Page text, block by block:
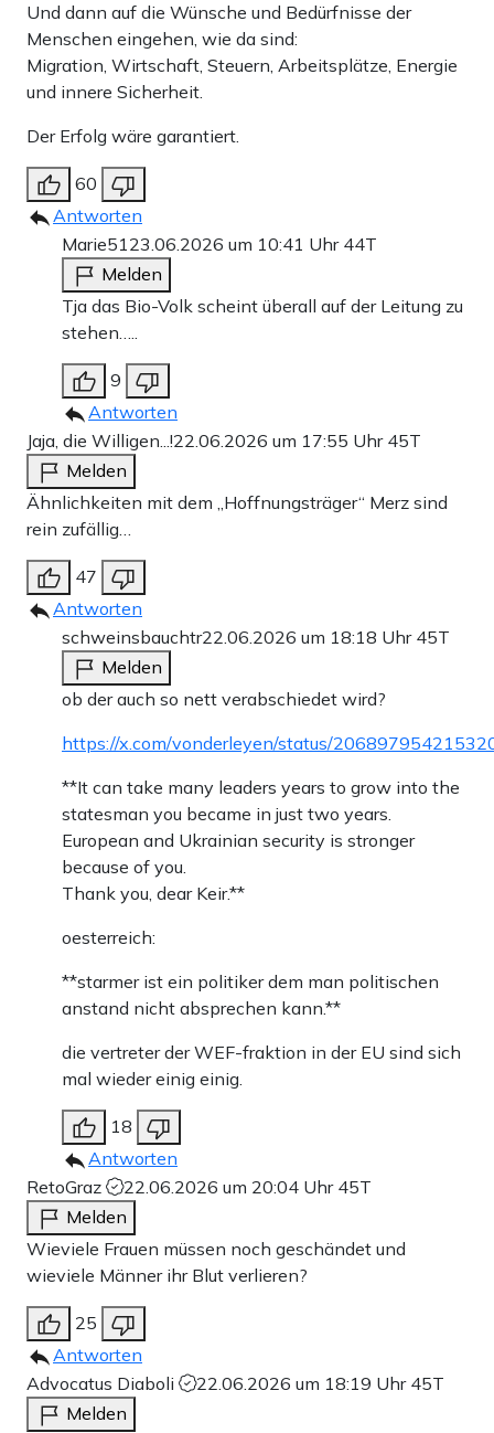
Und dann auf die Wünsche und Bedürfnisse der
Menschen eingehen, wie da sind:
Migration, Wirtschaft, Steuern, Arbeitsplätze, Energie
und innere Sicherheit.
Der Erfolg wäre garantiert.
60
Antworten
Marie5123.06.2026 um 10:41 Uhr 44T
Melden
Tja das Bio-Volk scheint überall auf der Leitung zu
stehen…..
9
Antworten
Jaja, die Willigen...!22.06.2026 um 17:55 Uhr 45T
Melden
Ähnlichkeiten mit dem „Hoffnungsträger“ Merz sind
rein zufällig…
47
Antworten
schweinsbauchtr22.06.2026 um 18:18 Uhr 45T
Melden
ob der auch so nett verabschiedet wird?
https://x.com/vonderleyen/status/
**It can take many leaders years to grow into the
statesman you became in just two years.
European and Ukrainian security is stronger
because of you.
Thank you, dear Keir.**
oesterreich:
**starmer ist ein politiker dem man politischen
anstand nicht absprechen kann.**
die vertreter der WEF-fraktion in der EU sind sich
mal wieder einig einig.
18
Antworten
RetoGraz
22.06.2026 um 20:04 Uhr 45T
Melden
Wieviele Frauen müssen noch geschändet und
wieviele Männer ihr Blut verlieren?
25
Antworten
Advocatus Diaboli
22.06.2026 um 18:19 Uhr 45T
Melden